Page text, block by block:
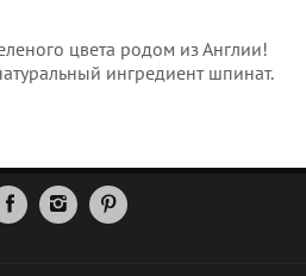
цвета родом из Англии!
ингредиент шпинат.